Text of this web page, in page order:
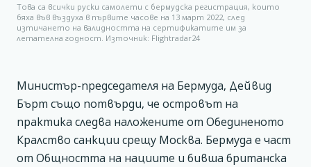
Това са всички руски самолети с бермудска регистрация, които
бяха във въздуха в първите часове на 13 март 2022, след
изтичането на валидността на сертификатите им за
летателна годност. Източник: Flightradar24
Министър-председателя на Бермуда, Дейвид
Бърт също потвърди, че островът на
практика следва наложените от Обединеното
Кралство санкции срещу Москва. Бермуда е част
от Общността на нациите и бивша британска